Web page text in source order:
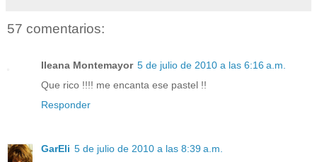
57 comentarios:
Ileana Montemayor 5 de julio de 2010 a las 6:16 a.m.
Que rico !!!! me encanta ese pastel !!
Responder
GarEli 5 de julio de 2010 a las 8:39 a.m.